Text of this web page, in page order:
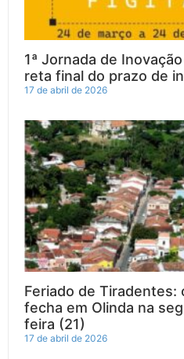
1ª Jornada de
reta final do prazo de
17 de abril de 2026
Feriado de Tiradentes:
fecha em Olinda na
feira (21)
17 de abril de 2026